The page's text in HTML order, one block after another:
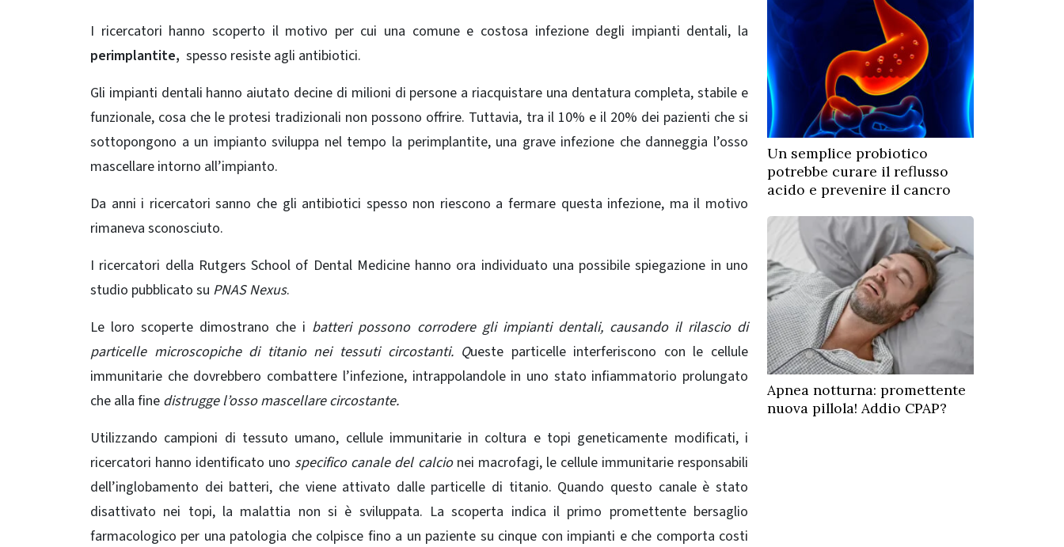
I ricercatori hanno scoperto il motivo per cui una comune e costosa infezione degli impianti dentali, la
perimplantite, spesso resiste agli antibiotici.
Gli impianti dentali hanno aiutato decine di milioni di persone a riacquistare una dentatura completa, stabile e
funzionale, cosa che le protesi tradizionali non possono offrire. Tuttavia, tra il 10% e il 20% dei pazienti che si
sottopongono a un impianto sviluppa nel tempo la perimplantite, una grave infezione che danneggia l’osso
mascellare intorno all’impianto.
Da anni i ricercatori sanno che gli antibiotici spesso non riescono a fermare questa infezione, ma il motivo
rimaneva sconosciuto.
I ricercatori della Rutgers School of Dental Medicinehanno ora individuato una possibile spiegazione in uno
studio pubblicato su PNAS Nexus.
Le loro scoperte dimostrano che i batteri possono corrodere gli impianti dentali, causando il rilascio di
particelle microscopiche di titanio nei tessuti circostanti. Queste particelle interferiscono con le cellule
immunitarie che dovrebbero combattere l’infezione, intrappolandole in uno stato infiammatorio prolungato
che alla fine distrugge l’osso mascellare circostante.
Utilizzando campioni di tessuto umano, cellule immunitarie in coltura e topi geneticamente modificati, i
ricercatori hanno identificato uno specifico canale del calcionei macrofagi, le cellule immunitarie responsabili
dell’inglobamento dei batteri, che viene attivato dalle particelle di titanio. Quando questo canale è stato
disattivato nei topi, la malattia non si è sviluppata. La scoperta indica il primo promettente bersaglio
farmacologico per una patologia che colpisce fino a un paziente su cinque con impianti e che comporta costi
Un semplice probiotico
potrebbe curare il reflusso
acido e prevenire il cancro
Apnea notturna: promettente
nuova pillola! Addio CPAP?